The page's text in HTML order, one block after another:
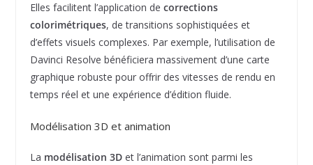
Elles facilitent l’application de corrections
colorimétriques, de transitions sophistiquées et
d’effets visuels complexes. Par exemple, l’utilisation de
Davinci Resolve bénéficiera massivement d’une carte
graphique robuste pour offrir des vitesses de rendu en
temps réel et une expérience d’édition fluide.
Modélisation 3D et animation
La modélisation 3Det l’animation sont parmi les